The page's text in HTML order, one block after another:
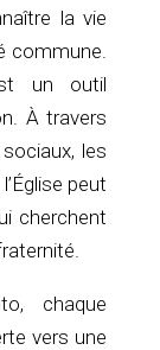
la vie
commune.
un outil
À travers
les
peut
cherchent
chaque
vers une